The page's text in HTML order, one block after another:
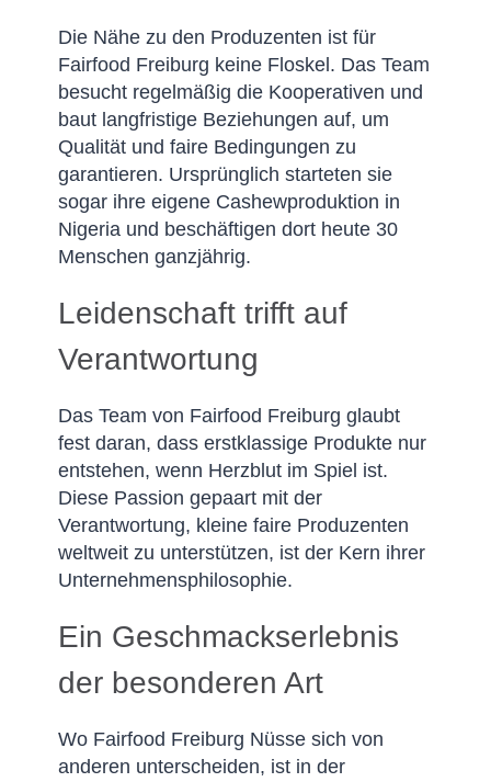
Die Nähe zu den Produzenten ist für
Fairfood Freiburg keine Floskel. Das Team
besucht regelmäßig die Kooperativen und
baut langfristige Beziehungen auf, um
Qualität und faire Bedingungen zu
garantieren. Ursprünglich starteten sie
sogar ihre eigene Cashewproduktion in
Nigeria und beschäftigen dort heute 30
Menschen ganzjährig.
Leidenschaft trifft auf
Verantwortung
Das Team von Fairfood Freiburg glaubt
fest daran, dass erstklassige Produkte nur
entstehen, wenn Herzblut im Spiel ist.
Diese Passion gepaart mit der
Verantwortung, kleine faire Produzenten
weltweit zu unterstützen, ist der Kern ihrer
Unternehmensphilosophie.
Ein Geschmackserlebnis
der besonderen Art
Wo Fairfood Freiburg Nüsse sich von
anderen unterscheiden, ist in der